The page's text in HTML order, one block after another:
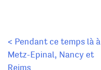
Navigation
de
< Pendant ce temps là à
Metz-Epinal, Nancy et
Reims